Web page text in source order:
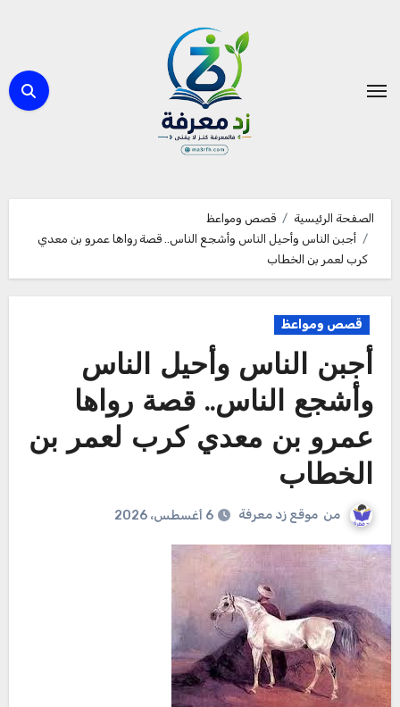
الصفحة الرئيسية
قصص ومواعظ
أجبن الناس وأحيل الناس وأشجع الناس.. قصة رواها عمرو بن معدي
كرب لعمر بن الخطاب
قصص ومواعظ
أجبن الناس وأحيل الناس
وأشجع الناس.. قصة رواها
عمرو بن معدي كرب لعمر بن
الخطاب
من موقع زد معرفة 6 أغسطس، 2026